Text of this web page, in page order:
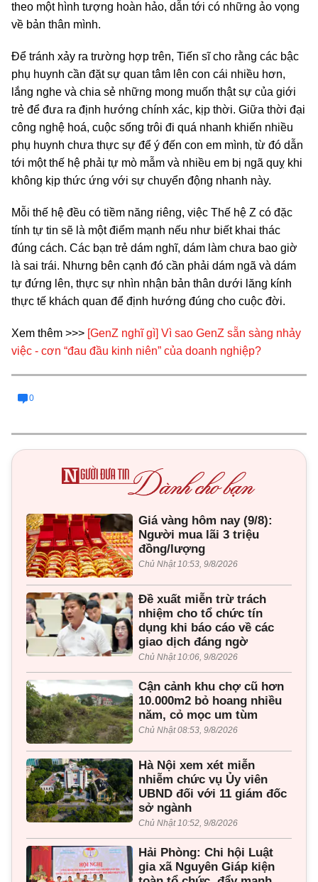
theo một hình tượng hoàn hảo, dẫn tới có những ảo vọng
về bản thân mình.
Để tránh xảy ra trường hợp trên, Tiến sĩ cho rằng các bậc
phụ huynh cần đặt sự quan tâm lên con cái nhiều hơn,
lắng nghe và chia sẻ những mong muốn thật sự của giới
trẻ để đưa ra định hướng chính xác, kịp thời. Giữa thời đại
công nghệ hoá, cuộc sống trôi đi quá nhanh khiến nhiều
phụ huynh chưa thực sự để ý đến con em mình, từ đó dẫn
tới một thế hệ phải tự mò mẫm và nhiều em bị ngã quỵ khi
không kịp thức ứng với sự chuyển động nhanh này.
Mỗi thế hệ đều có tiềm năng riêng, việc Thế hệ Z có đặc
tính tự tin sẽ là một điểm mạnh nếu như biết khai thác
đúng cách. Các bạn trẻ dám nghĩ, dám làm chưa bao giờ
là sai trái. Nhưng bên cạnh đó cần phải dám ngã và dám
tự đứng lên, thực sự nhìn nhận bản thân dưới lăng kính
thực tế khách quan để định hướng đúng cho cuộc đời.
Xem thêm >>> [GenZ nghĩ gì] Vì sao GenZ sẵn sàng nhảy
việc - cơn “đau đầu kinh niên” của doanh nghiệp?
0
Giá vàng hôm nay (9/8):
Người mua lãi 3 triệu
đồng/lượng
Chủ Nhật 10:53, 9/8/2026
Đề xuất miễn trừ trách
nhiệm cho tổ chức tín
dụng khi báo cáo về các
giao dịch đáng ngờ
Chủ Nhật 10:06, 9/8/2026
Cận cảnh khu chợ cũ hơn
10.000m2 bỏ hoang nhiều
năm, cỏ mọc um tùm
Chủ Nhật 08:53, 9/8/2026
Hà Nội xem xét miễn
nhiễm chức vụ Ủy viên
UBND đối với 11 giám đốc
sở ngành
Chủ Nhật 10:52, 9/8/2026
Hải Phòng: Chi hội Luật
gia xã Nguyên Giáp kiện